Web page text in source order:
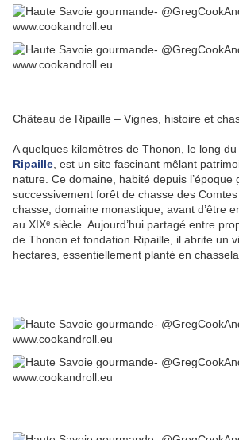
Château de Ripaille – Vignes, histoire et
A quelques kilomètres de Thonon, le long
Ripaille , est un site fascinant mêlant
nature. Ce domaine, habité depuis l’époque
successivement forêt de chasse des
chasse, domaine monastique, avant d’être
au XIXᵉ siècle. Aujourd’hui partagé entre
de Thonon et fondation Ripaille, il abrite un
hectares, essentiellement planté en